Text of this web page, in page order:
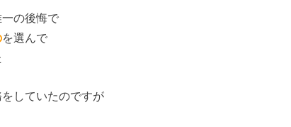
の後悔で
を選んで
していたのですが